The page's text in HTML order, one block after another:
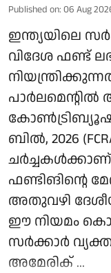
Published on: 06 Aug
ഇന്ത്യയിലെ
വിദേശ ഫണ്ട്
പാർലമെന്റിൽ
ബിൽ, 2026
ചർച്ചകൾക്കാണ്
ഫണ്ടിങിന്റെ
അതുവഴി
ഈ നിയമം
സർക്കാർ
അമേരിക് ...